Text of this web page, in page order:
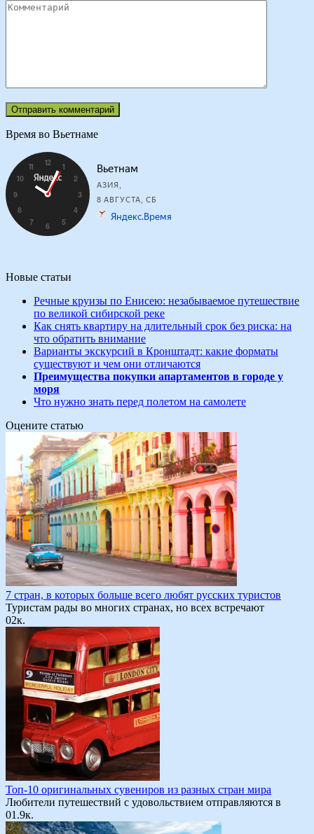
Время во Вьетнаме
Новые статьи
Речные круизы по Енисею: незабываемое путешествие
по великой сибирской реке
Как снять квартиру на длительный срок без риска: на
что обратить внимание
Варианты экскурсий в Кронштадт: какие форматы
существуют и чем они отличаются
Преимущества покупки апартаментов в городе у
моря
Что нужно знать перед полетом на самолете
Оцените статью
7 стран, в которых больше всего любят русских туристов
Туристам рады во многих странах, но всех встречают
02к.
Топ-10 оригинальных сувениров из разных стран мира
Любители путешествий с удовольствием отправляются в
01.9к.